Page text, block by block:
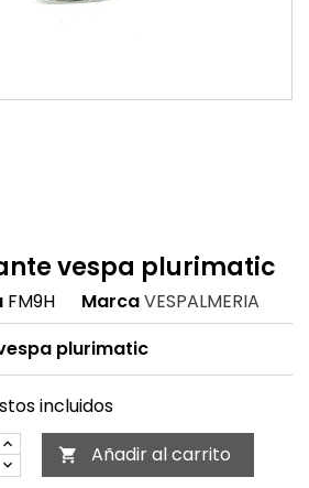
vespa plurimatic
FM9H MarcaVESPALMERIA
plurimatic
incluidos
 Añadir al carrito